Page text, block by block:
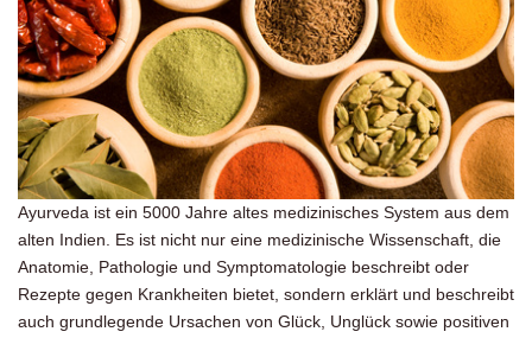
Ayurveda ist ein 5000 Jahre altes medizinisches System aus dem
alten Indien. Es ist nicht nur eine medizinische Wissenschaft, die
Anatomie, Pathologie und Symptomatologie beschreibt oder
Rezepte gegen Krankheiten bietet, sondern erklärt und beschreibt
auch grundlegende Ursachen von Glück, Unglück sowie positiven